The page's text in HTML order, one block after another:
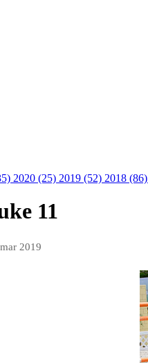
2020 (25) 2019 (52) 2018 (86)
11
2019